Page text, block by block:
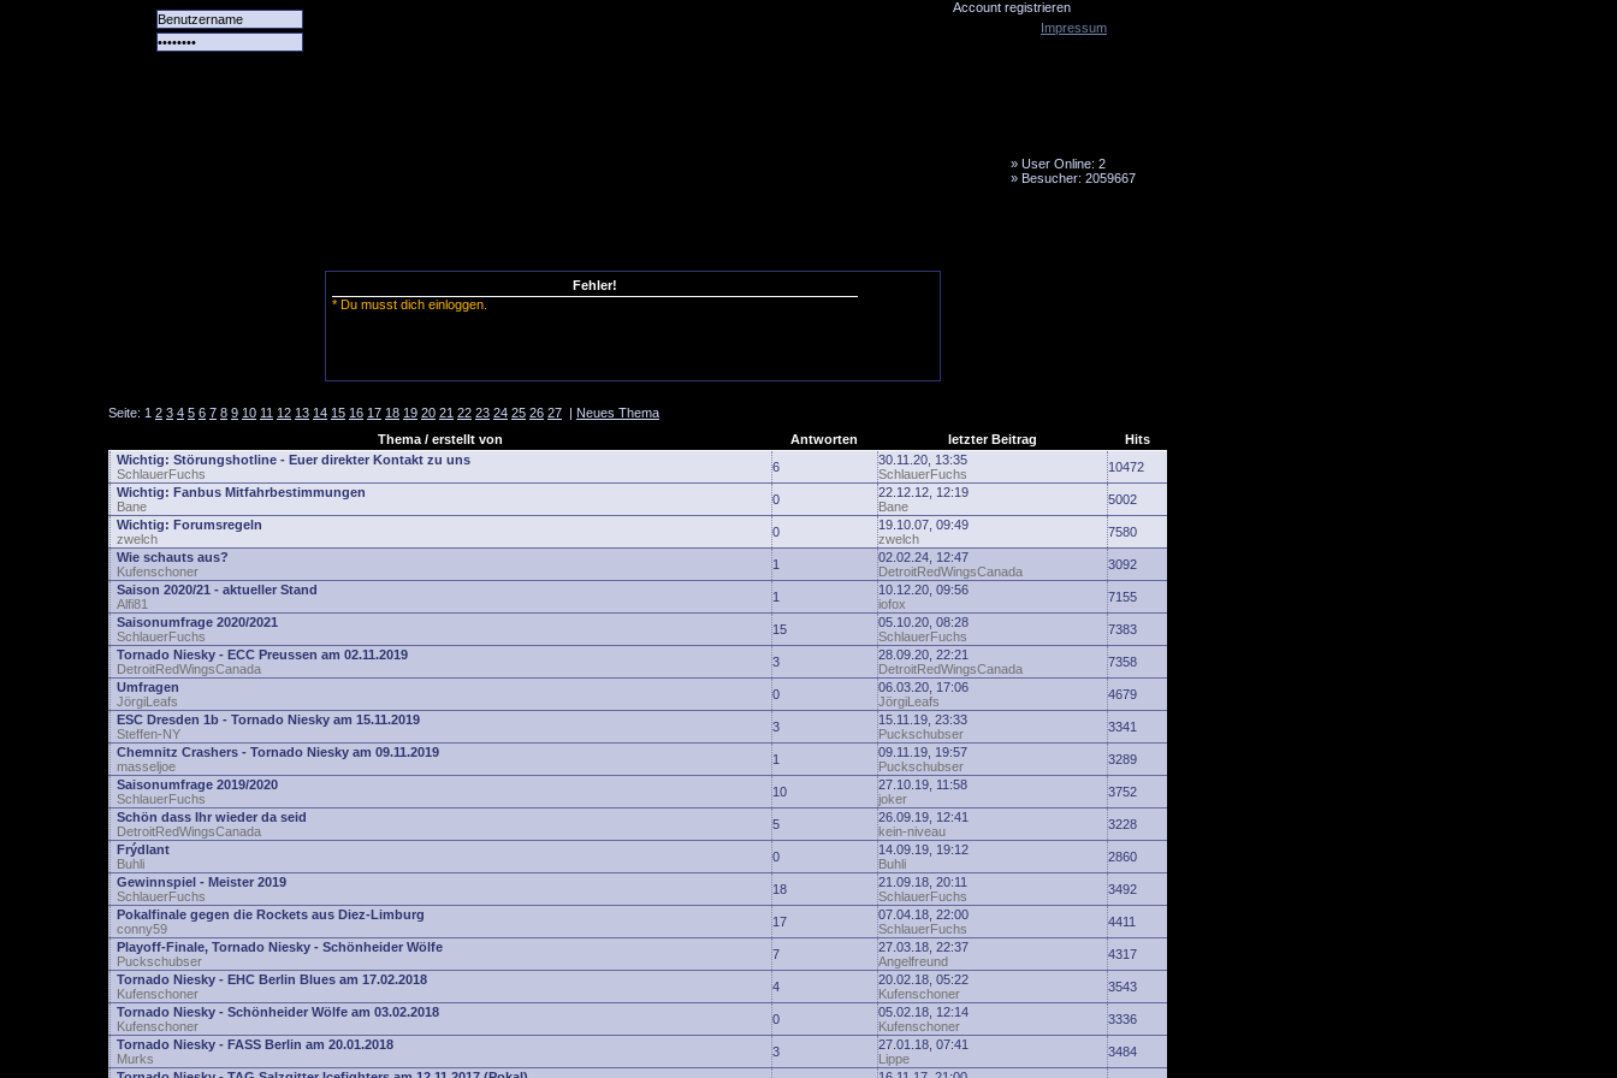
Account registrieren
» User Online: 2
» Besucher: 2059667
Fehler!
* Du musst dich einloggen.
Seite: 1 2 3 4 5 6 7 8 9 10 11 12 13 14 15 16 17 18 19 20 21 22 23 24 25 26 27 | Neues Thema
Thema / erstellt von
Antworten letzter Beitrag
Hits
Wichtig: Störungshotline - Euer direkter Kontakt zu uns
SchlauerFuchs
6
30.11.20, 13:35
SchlauerFuchs
10472
Wichtig: Fanbus Mitfahrbestimmungen
Bane
0
22.12.12, 12:19
Bane
5002
Wichtig: Forumsregeln
zwelch
0
19.10.07, 09:49
zwelch
7580
Wie schauts aus?
Kufenschoner
1
02.02.24, 12:47
DetroitRedWingsCanada
3092
Saison 2020/21 - aktueller Stand
Alfi81
1
10.12.20, 09:56
iofox
7155
Saisonumfrage 2020/2021
SchlauerFuchs
15
05.10.20, 08:28
SchlauerFuchs
7383
Tornado Niesky - ECC Preussen am 02.11.2019
DetroitRedWingsCanada
3
28.09.20, 22:21
DetroitRedWingsCanada
7358
Umfragen
JörgiLeafs
0
06.03.20, 17:06
JörgiLeafs
4679
ESC Dresden 1b - Tornado Niesky am 15.11.2019
Steffen-NY
3
15.11.19, 23:33
Puckschubser
3341
Chemnitz Crashers - Tornado Niesky am 09.11.2019
masseljoe
1
09.11.19, 19:57
Puckschubser
3289
Saisonumfrage 2019/2020
SchlauerFuchs
10
27.10.19, 11:58
joker
3752
Schön dass Ihr wieder da seid
DetroitRedWingsCanada
5
26.09.19, 12:41
kein-niveau
3228
Frýdlant
Buhli
0
14.09.19, 19:12
Buhli
2860
Gewinnspiel - Meister 2019
SchlauerFuchs
18
21.09.18, 20:11
SchlauerFuchs
3492
Pokalfinale gegen die Rockets aus Diez-Limburg
conny59
17
07.04.18, 22:00
SchlauerFuchs
4411
Playoff-Finale, Tornado Niesky - Schönheider Wölfe
Puckschubser
7
27.03.18, 22:37
Angelfreund
4317
Tornado Niesky - EHC Berlin Blues am 17.02.2018
Kufenschoner
4
20.02.18, 05:22
Kufenschoner
3543
Tornado Niesky - Schönheider Wölfe am 03.02.2018
Kufenschoner
0
05.02.18, 12:14
Kufenschoner
3336
Tornado Niesky - FASS Berlin am 20.01.2018
Murks
3
27.01.18, 07:41
Lippe
3484
Impressum